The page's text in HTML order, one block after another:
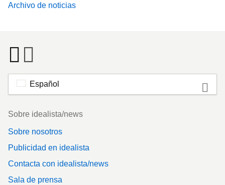
Archivo de noticias
Español
Footer
Sobre idealista/news
Sobre nosotros
Publicidad en idealista
Contacta con idealista/news
Sala de prensa